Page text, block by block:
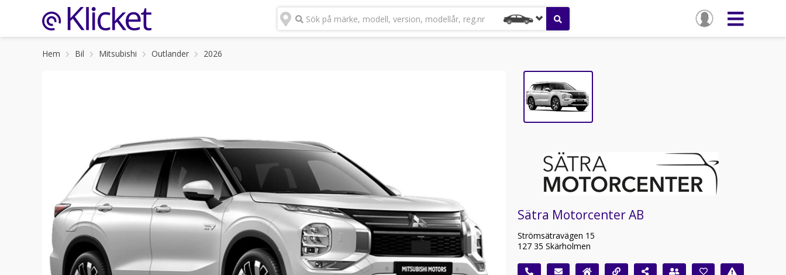
Sök på märke, modell, version, modellår, reg.nr
Hem Bil Mitsubishi Outlander 2026
Sätra Motorcenter AB
Strömsätravägen 15
127 35 Skärholmen